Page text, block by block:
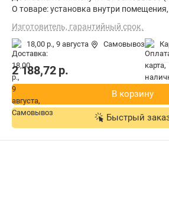
О товаре: установка внутри
защиты IP20, ВхШхГ: 124.5x60x60 см
Изготовитель, гарантийный срок.
18,00 р., 9 августа Самовывоз
2 188,72р.
В корзину
Быстрый